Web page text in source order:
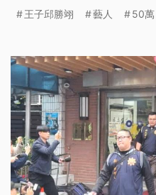
達和這改的王子，演藝
王子邱勝翊 藝人 50萬